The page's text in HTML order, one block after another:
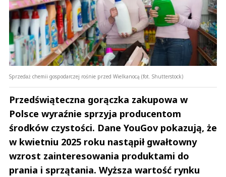
Sprzedaż chemii gospodarczej rośnie przed Wielkanocą (fot. Shutterstock)
Przedświąteczna gorączka zakupowa w
Polsce wyraźnie sprzyja producentom
środków czystości. Dane YouGov pokazują, że
w kwietniu 2025 roku nastąpił gwałtowny
wzrost zainteresowania produktami do
prania i sprzątania. Wyższa wartość rynku